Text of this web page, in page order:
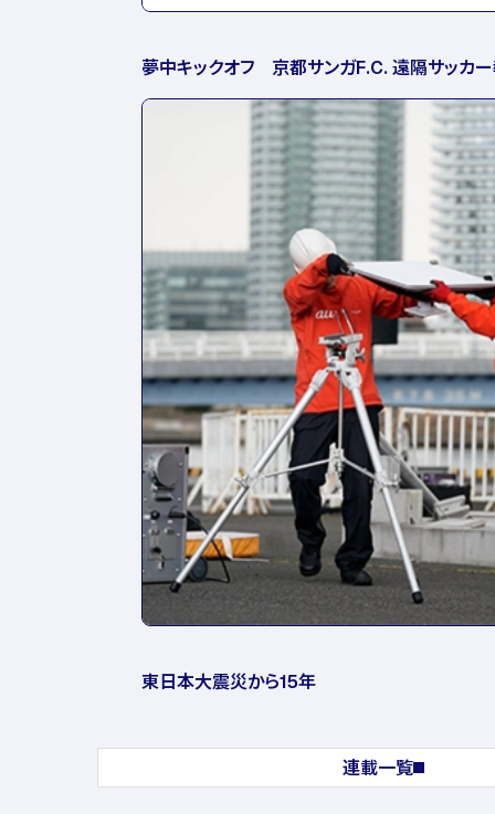
夢中キックオフ 京都サンガF.C. 遠隔サッカ
東日本大震災から15年
連載一覧